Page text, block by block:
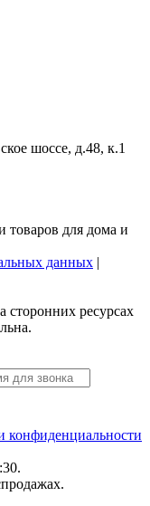
шоссе, д.48, к.1
товаров для дома и
данных |
сторонних ресурсах
конфиденциальности